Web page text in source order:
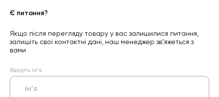
Є питання?
Якщо після перегляду товару у вас залишилися питання,
залишіть свої контактні дані, наш менеджер зв’яжеться з
вами
Введіть ім’я